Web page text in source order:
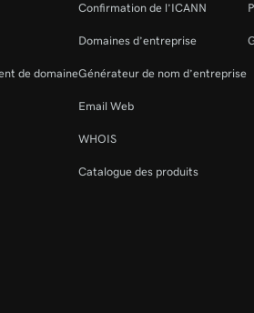
de domaine
Confirmation de l’ICANN
Domaines d’entreprise
Générateur de nom d’entreprise
Email Web
WHOIS
Catalogue des produits